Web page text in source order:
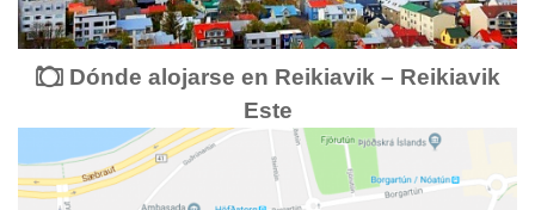
Dónde alojarse en Reikiavik – Reikiavik
Este